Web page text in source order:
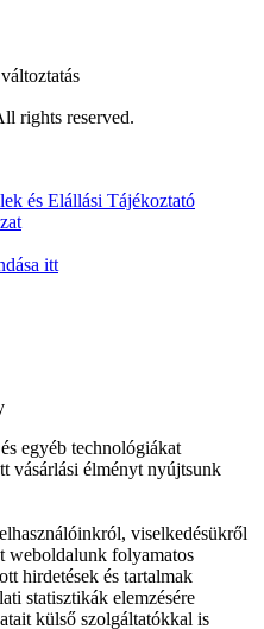
rights reserved.
és Elállási Tájékoztató
itt
egyéb technológiákat
vásárlási élményt nyújtsunk
viselkedésükről
weboldalunk folyamatos
hirdetések és tartalmak
statisztikák elemzésére
külső szolgáltatókkal is